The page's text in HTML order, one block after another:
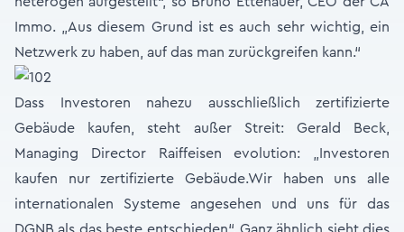
Immo. „Aus diesem Grund ist es auch sehr wichtig, ein
Netzwerk zu haben, auf das man zurückgreifen kann.“
Dass Investoren nahezu ausschließlich zertifizierte
Gebäude kaufen, steht außer Streit: Gerald Beck,
Managing Director Raiffeisen evolution: „Investoren
kaufen nur zertifizierte Gebäude.Wir haben uns alle
internationalen Systeme angesehen und uns für das